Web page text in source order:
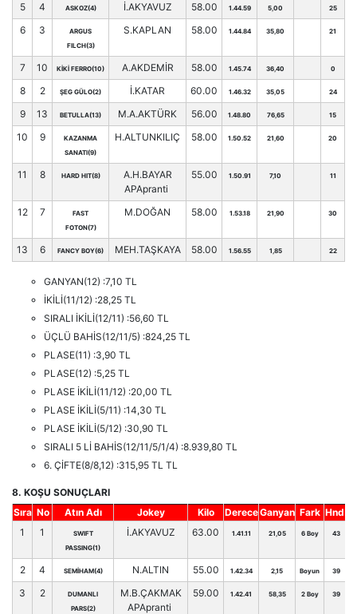
5 4 ASKOZ(4) İ.AKYAVUZ 58.00 1.44.59 5,00 25
6 3
ARGUS
FILCH(3)
S.KAPLAN 58.00 1.44.84 35,80 21
7 10 KİKİ FERRO(10) A.AKDEMİR 58.00 1.45.74 36,40 0
8 2 ŞEG GÜLO(2) İ.KATAR 60.00 1.46.32 35,05 24
9 13 BETULLA(13) M.A.AKTÜRK 56.00 1.48.80 76,65 15
10 9
KAZANMA
SANATI(9)
H.ALTUNKILIÇ 58.00 1.50.52 21,60 20
11 8 HARD HIT(8)
A.H.BAYAR
APApranti
55.00 1.50.91 7,10 11
12 7
FAST
FOTON(7)
M.DOĞAN 58.00 1.53.18 21,90 30
13 6 FANCY BOY(6) MEH.TAŞKAYA 58.00 1.56.55 1,85 22
GANYAN(12) :7,10 TL
İKİLİ(11/12) :28,25 TL
SIRALI İKİLİ(12/11) :56,60 TL
ÜÇLÜ BAHİS(12/11/5) :824,25 TL
PLASE(11) :3,90 TL
PLASE(12) :5,25 TL
PLASE İKİLİ(11/12) :20,00 TL
PLASE İKİLİ(5/11) :14,30 TL
PLASE İKİLİ(5/12) :30,90 TL
SIRALI 5 Lİ BAHİS(12/11/5/1/4) :8.939,80 TL
6. ÇİFTE(8/8,12) :315,95 TL TL
8. KOŞU SONUÇLARI
Sıra No Atın Adı Jokey Kilo DereceGanyan Fark Hnd.
1
1
SWIFT
PASSING(1)
İ.AKYAVUZ 63.00 1.41.11 21,05 6 Boy 43
2 4 SEMİHAM(4) N.ALTIN 55.00 1.42.34 2,15 Boyun 39
3 2
DUMANLI
PARS(2)
M.B.ÇAKMAK
APApranti
59.00 1.42.41 58,35 2 Boy 39